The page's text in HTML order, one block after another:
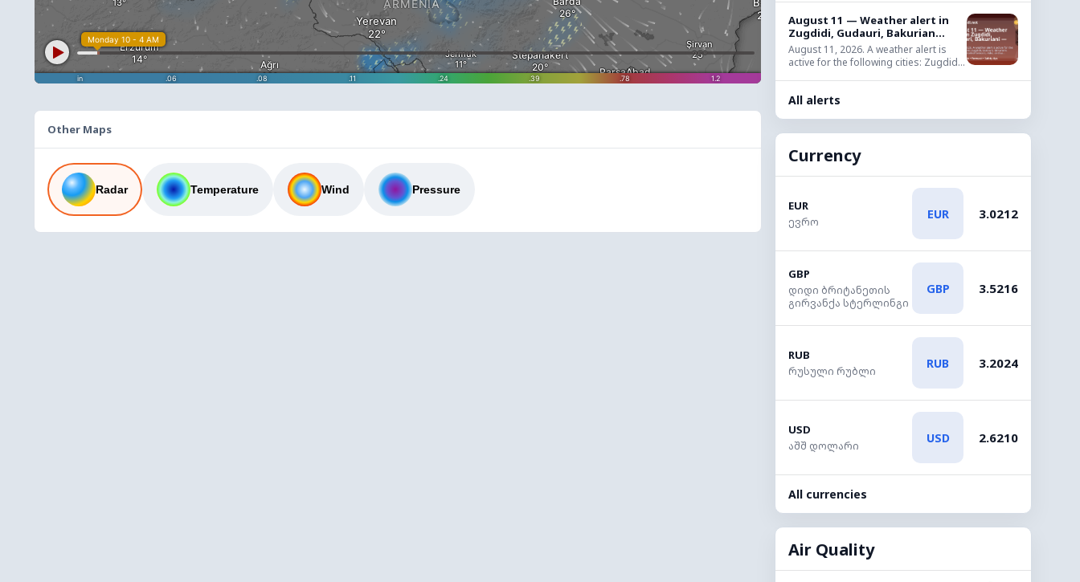
Other Maps
Radar Temperature Wind Pressure
August 11 — Weather alert in
Zugdidi, Gudauri, Bakurian...
August 11, 2026. A weather alert is
active for the following cities: Zugdid...
All alerts
Currency
EUR
ევრო
EUR 3.0212
GBP
დიდი ბრიტანეთის
გირვანქა სტერლინგი
GBP 3.5216
RUB
რუსული რუბლი
RUB 3.2024
USD
აშშ დოლარი
USD 2.6210
All currencies
Air Quality